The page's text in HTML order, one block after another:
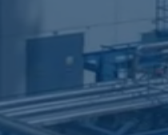
Газпромнефть — Битумные
материалы